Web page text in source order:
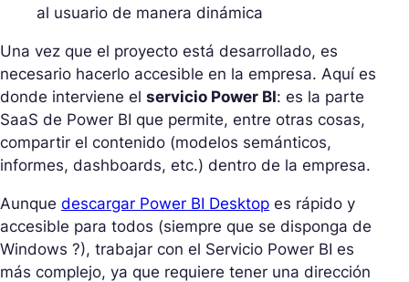
al usuario de manera dinámica
Una vez que el proyecto está desarrollado, es
necesario hacerlo accesible en la empresa. Aquí es
donde interviene el servicio Power BI: es la parte
SaaS de Power BI que permite, entre otras cosas,
compartir el contenido (modelos semánticos,
informes, dashboards, etc.) dentro de la empresa.
Aunque descargar Power BI Desktop es rápido y
accesible para todos (siempre que se disponga de
Windows ?), trabajar con el Servicio Power BI es
más complejo, ya que requiere tener una dirección